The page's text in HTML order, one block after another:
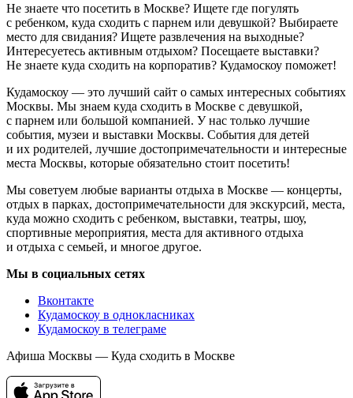
Не знаете что посетить в Москве? Ищете где погулять
с ребенком, куда сходить с парнем или девушкой? Выбираете
место для свидания? Ищете развлечения на выходные?
Интересуетесь активным отдыхом? Посещаете выставки?
Не знаете куда сходить на корпоратив? Кудамоскоу поможет!
Кудамоскоу — это лучший сайт о самых интересных событиях
Москвы. Мы знаем куда сходить в Москве с девушкой,
с парнем или большой компанией. У нас только лучшие
события, музеи и выставки Москвы. События для детей
и их родителей, лучшие достопримечательности и интересные
места Москвы, которые обязательно стоит посетить!
Мы советуем любые варианты отдыха в Москве — концерты,
отдых в парках, достопримечательности для экскурсий, места,
куда можно сходить с ребенком, выставки, театры, шоу,
спортивные мероприятия, места для активного отдыха
и отдыха с семьей, и многое другое.
Мы в социальных сетях
Вконтакте
Кудамоскоу в однокласниках
Кудамоскоу в телеграме
Афиша Москвы — Куда сходить в Москве